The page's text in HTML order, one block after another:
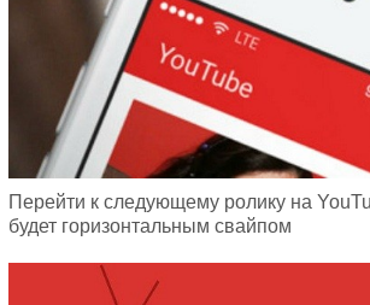
Перейти к следующему ролику на
будет горизонтальным свайпом